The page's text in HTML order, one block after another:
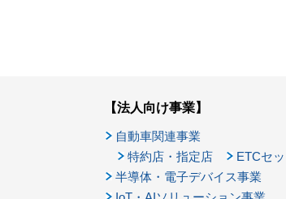
【法人向け事業】
自動車関連事業
特約店・指定店
ETCセ
半導体・電子デバイス事業